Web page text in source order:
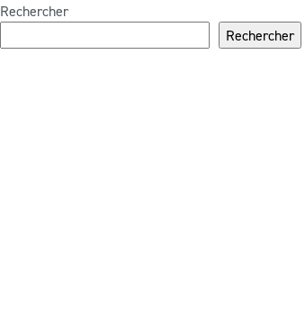
Rechercher
Rechercher